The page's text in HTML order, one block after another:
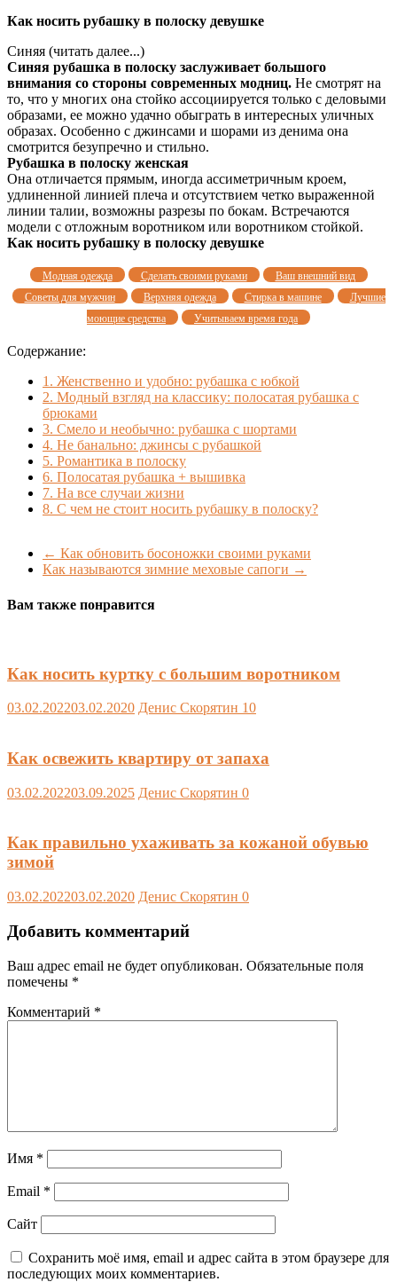
Как носить рубашку в полоску девушке
Синяя (читать далее...)
Синяя рубашка в полоску заслуживает большого
внимания со стороны современных модниц. Не смотрят на
то, что у многих она стойко ассоциируется только с деловыми
образами, ее можно удачно обыграть в интересных уличных
образах. Особенно с джинсами и шорами из денима она
смотрится безупречно и стильно.
Рубашка в полоску женская
Она отличается прямым, иногда ассиметричным кроем,
удлиненной линией плеча и отсутствием четко выраженной
линии талии, возможны разрезы по бокам. Встречаются
модели с отложным воротником или воротником стойкой.
Как носить рубашку в полоску девушке
Модная одежда Сделать своими руками
Ваш внешний вид
Советы для мужчин
Верхняя одежда Стирка в машине
Лучшие
моющие средства
Учитываем время года
Содержание:
1. Женственно и удобно: рубашка с юбкой
2. Модный взгляд на классику: полосатая рубашка с
брюками
3. Смело и необычно: рубашка с шортами
4. Не банально: джинсы с рубашкой
5. Романтика в полоску
6. Полосатая рубашка + вышивка
7. На все случаи жизни
8. С чем не стоит носить рубашку в полоску?
← Как обновить босоножки своими руками
Как называются зимние меховые сапоги →
Вам также понравится
Как носить куртку с большим воротником
03.02.202203.02.2020 Денис Скорятин 10
Как освежить квартиру от запаха
03.02.202203.09.2025 Денис Скорятин 0
Как правильно ухаживать за кожаной обувью
зимой
03.02.202203.02.2020 Денис Скорятин 0
Добавить комментарий
Ваш адрес email не будет опубликован. Обязательные поля
помечены *
Комментарий *
Имя *
Email *
Сайт
Сохранить моё имя, email и адрес сайта в этом браузере для
последующих моих комментариев.